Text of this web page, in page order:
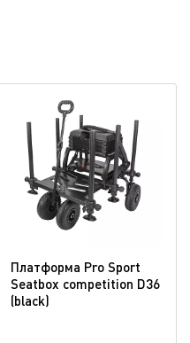
Платформа Pro Sport
Seatbox competition D36
(blaсk)